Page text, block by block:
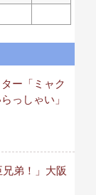
ー「ミャク
っしゃい」
弟！」大阪